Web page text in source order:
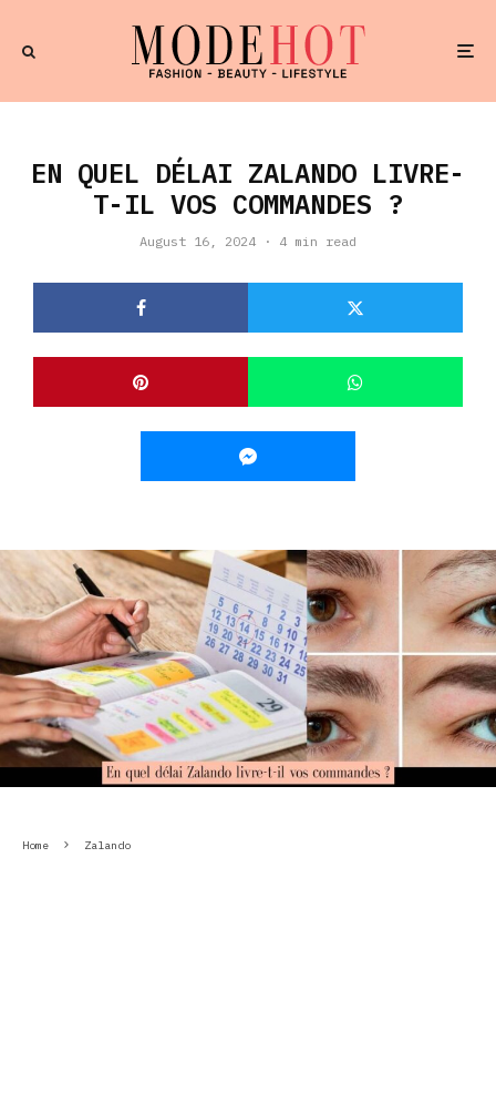
EN QUEL DÉLAI ZALANDO LIVRE-
T-IL VOS COMMANDES ?
August 16, 2024 · 4 min read
Home Zalando